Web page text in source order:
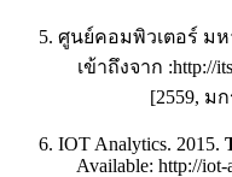
ศูนย์คอมพิวเตอร์ ม
เข้าถึงจาก :http://
[2559, มกรา
IOT Analytics. 2015.
Available: http://iot-